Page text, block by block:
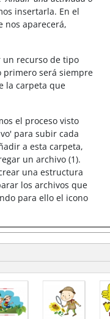
insertarla. En el
nos aparecerá,
un recurso de tipo
primero será siempre
la carpeta que
el proceso visto
para subir cada
a esta carpeta,
un archivo (1).
una estructura
los archivos que
para ello el icono